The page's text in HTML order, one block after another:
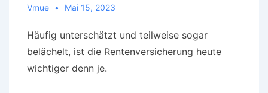
Vmue Mai 15, 2023
Häufig unterschätzt und teilweise sogar
belächelt, ist die Rentenversicherung heute
wichtiger denn je.